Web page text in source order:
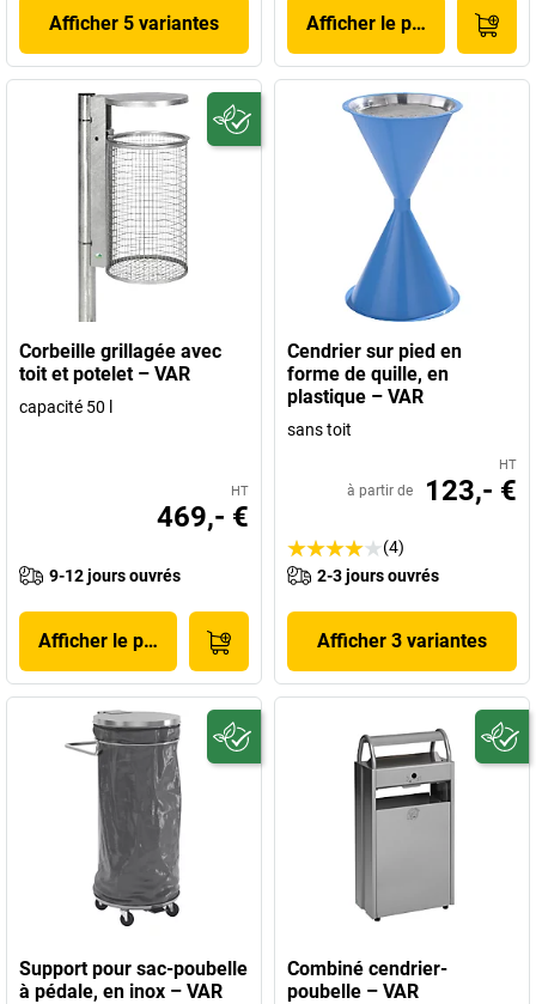
Afficher 5 variantes Afficher le produit
Corbeille grillagée avec
toit et potelet – VAR
capacité 50 l
HT
469,- €
9-12 jours ouvrés
Afficher le produit
Cendrier sur pied en
forme de quille, en
plastique – VAR
sans toit
HT
à partir de 123,- €
(4)
2-3 jours ouvrés
Afficher 3 variantes
Support pour sac-poubelle
à pédale, en inox – VAR
Combiné cendrier-
poubelle – VAR